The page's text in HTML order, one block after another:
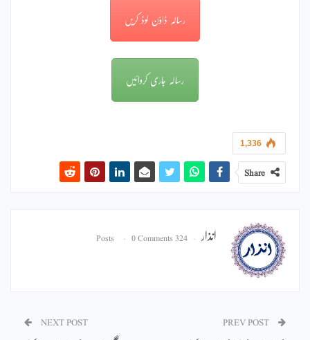
رسالہ ڈاؤن لوڈ کریں
رسالہ جاری کروائیں
1,336
Share
انذار 324 Posts
0 Comments
NEXT POST